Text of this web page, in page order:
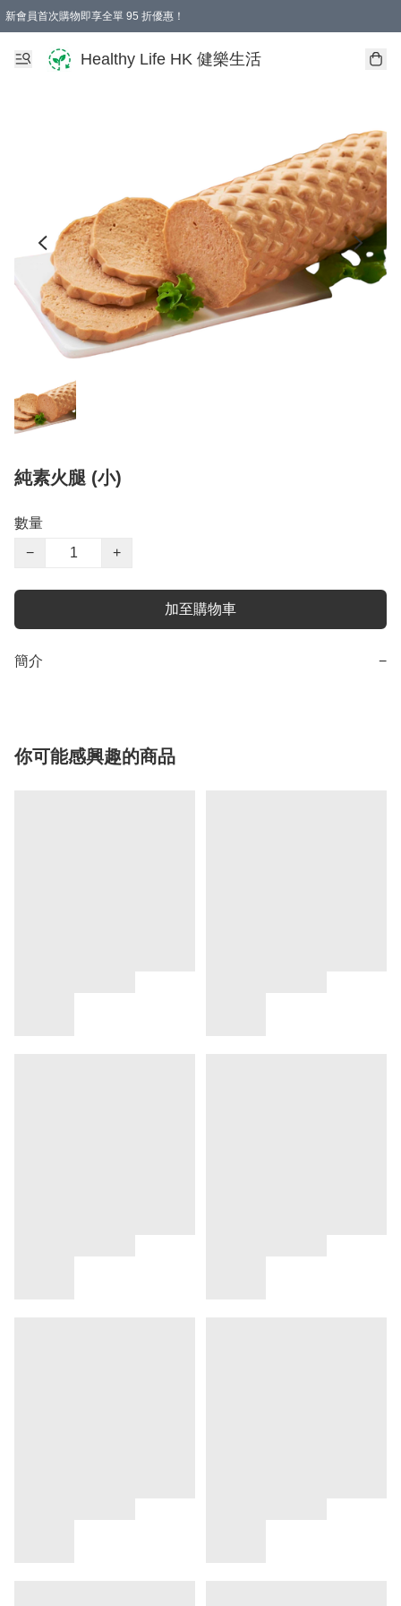
新會員首次購物即享全單 95 折優惠！
Healthy Life HK 健樂生活
純素火腿 (小)
數量
−
+
加至購物車
簡介 −
你可能感興趣的商品